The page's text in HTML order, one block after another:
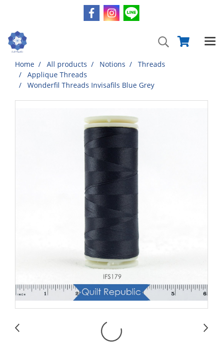
Home All products Notions
Threads
Applique Threads
Wonderfil Threads Invisafils Blue Grey